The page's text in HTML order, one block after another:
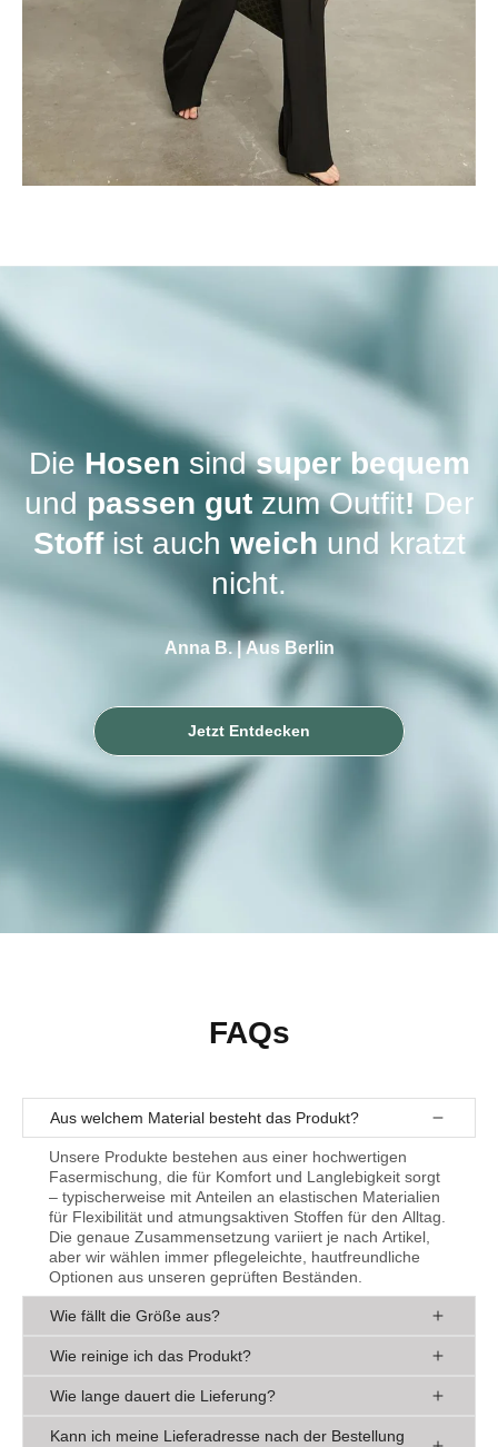
DieHosen sindsuper bequem
und passen gut zum Outfit!Der
Stoffist auch weich und kratzt
nicht.
Anna B. | Aus Berlin
Jetzt Entdecken
FAQs
Aus welchem Material besteht das Produkt?
Unsere Produkte bestehen aus einer hochwertigen
Fasermischung, die für Komfort und Langlebigkeit sorgt
– typischerweise mit Anteilen an elastischen Materialien
für Flexibilität und atmungsaktiven Stoffen für den Alltag.
Die genaue Zusammensetzung variiert je nach Artikel,
aber wir wählen immer pflegeleichte, hautfreundliche
Optionen aus unseren geprüften Beständen.
Wie fällt die Größe aus?
Die Passform ist bei Produkten auf Komfort ausgelegt –
empfehlen, unsere Größentabelle zu prüfen, die auf EU-
unsere kostenlosen Retouren innerhalb von 30 Tagen.
Wie reinige ich das Produkt?
Mode ist pflegeleicht: Maschinenwäsche bei kühleren
zum Trocknen aufhängen oder bei niedriger Stufe im
Wie lange dauert die Lieferung?
Bei Fridaymode.de produzieren wir die Kleidung erst
Kann ich meine Lieferadresse nach der Bestellung